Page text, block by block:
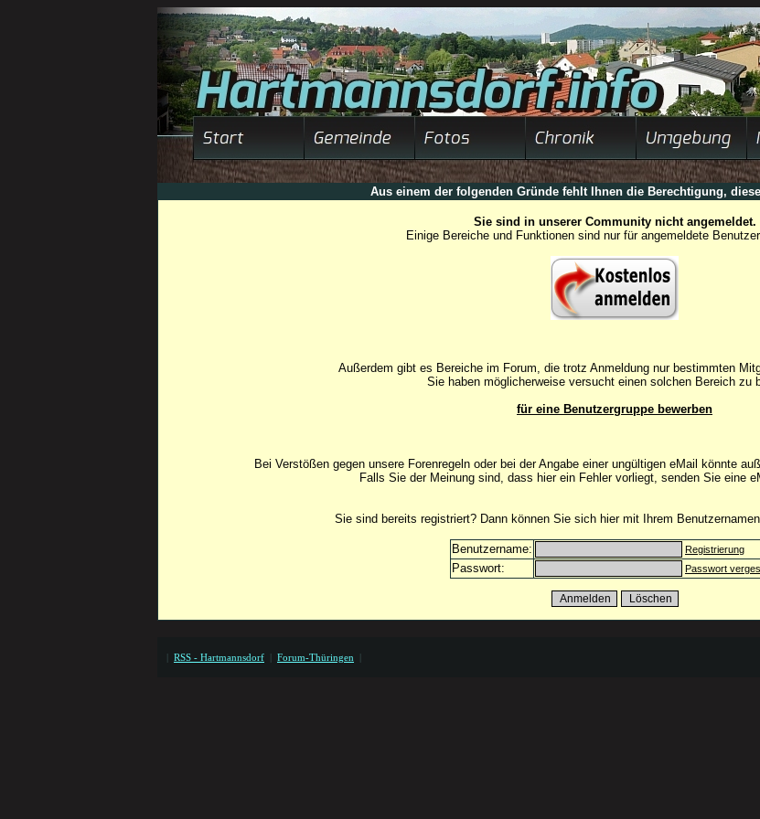
Aus einem der folgenden Gründe fehlt Ihnen die Berechtigung,
Sie sind in unserer Community nicht angemeldet.
Einige Bereiche und Funktionen sind nur für angemeldete
Außerdem gibt es Bereiche im Forum, die trotz Anmeldung nur bestimmten
Sie haben möglicherweise versucht einen solchen Bereich zu
für eine Benutzergruppe bewerben
Bei Verstößen gegen unsere Forenregeln oder bei der Angabe einer ungültigen eMail könnte
Falls Sie der Meinung sind, dass hier ein Fehler vorliegt, senden Sie eine
Sie sind bereits registriert? Dann können Sie sich hier mit Ihrem
Benutzername: Registrierung
Passwort: Passwort
| RSS - Hartmannsdorf | Forum-Thüringen |